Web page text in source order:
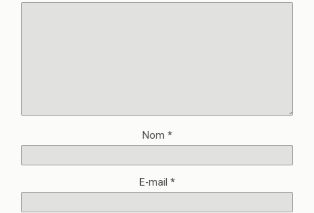
Nom *
E-mail *